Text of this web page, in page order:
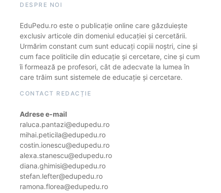
DESPRE NOI
EduPedu.ro este o publicație online care găzduiește
exclusiv articole din domeniul educației și cercetării.
Urmărim constant cum sunt educați copiii noștri, cine și
cum face politicile din educație și cercetare, cine și cum
îi formează pe profesori, cât de adecvate la lumea în
care trăim sunt sistemele de educație și cercetare.
CONTACT REDACȚIE
Adrese e-mail
raluca.pantazi@edupedu.ro
mihai.peticila@edupedu.ro
costin.ionescu@edupedu.ro
alexa.stanescu@edupedu.ro
diana.ghimisi@edupedu.ro
stefan.lefter@edupedu.ro
ramona.florea@edupedu.ro